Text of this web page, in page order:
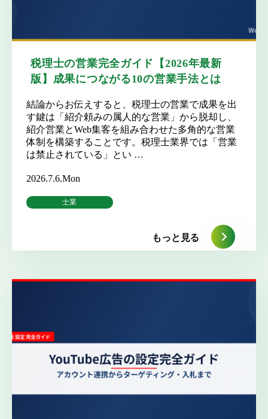
税理士の営業完全ガイド【2026年最新
版】成果につながる10の営業手法とは
結論からお伝えすると、税理士の営業で成果を出
す鍵は「紹介頼みの属人的な営業」から脱却し、
紹介営業とWeb集客を組み合わせた多角的な営業
体制を構築することです。税理士業界では「営業
は禁止されている」とい …
2026.7.6.Mon
士業
もっと見る